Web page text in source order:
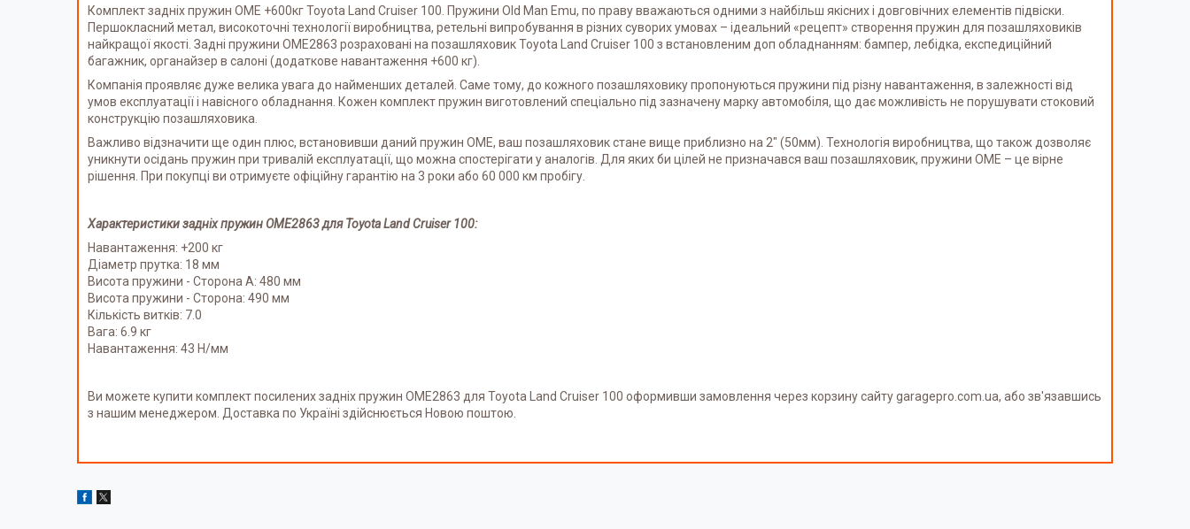
Комплект задніх пружин OME +600кг Toyota Land Cruiser 100. Пружини Old Man Emu, по праву вважаються одними з найбільш якісних і довговічних елементів підвіски.
Першокласний метал, високоточні технології виробництва, ретельні випробування в різних суворих умовах – ідеальний «рецепт» створення пружин для позашляховиків
найкращої якості. Задні пружини OME2863 розраховані на позашляховик Toyota Land Cruiser 100 з встановленим доп обладнанням: бампер, лебідка, експедиційний
багажник, органайзер в салоні (додаткове навантаження +600 кг).
Компанія проявляє дуже велика увага до найменших деталей. Саме тому, до кожного позашляховику пропонуються пружини під різну навантаження, в залежності від
умов експлуатації і навісного обладнання. Кожен комплект пружин виготовлений спеціально під зазначену марку автомобіля, що дає можливість не порушувати стоковий
конструкцію позашляховика.
Важливо відзначити ще один плюс, встановивши даний пружин OME, ваш позашляховик стане вище приблизно на 2" (50мм). Технологія виробництва, що також дозволяє
уникнути осідань пружин при тривалій експлуатації, що можна спостерігати у аналогів. Для яких би цілей не призначався ваш позашляховик, пружини OME – це вірне
рішення. При покупці ви отримуєте офіційну гарантію на 3 роки або 60 000 км пробігу.
Характеристики задніх пружин OME2863 для Toyota Land Cruiser 100:
Навантаження: +200 кг
Діаметр прутка: 18 мм
Висота пружини - Сторона А: 480 мм
Висота пружини - Сторона: 490 мм
Кількість витків: 7.0
Вага: 6.9 кг
Навантаження: 43 Н/мм
Ви можете купити комплект посилених задніх пружин OME2863 для Toyota Land Cruiser 100 оформивши замовлення через корзину сайту garagepro.com.ua, або зв'язавшись
з нашим менеджером. Доставка по Україні здійснюється Новою поштою.